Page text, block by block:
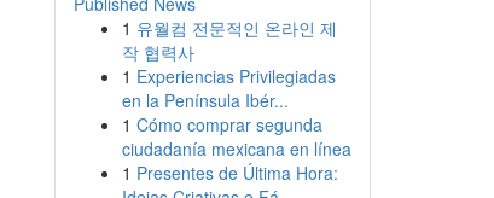
1 유월컴 전문적인 온라인 제
작 협력사
1 Experiencias Privilegiadas
en la Península Ibér...
1 Cómo comprar segunda
ciudadanía mexicana en línea
1 Presentes de Última Hora: